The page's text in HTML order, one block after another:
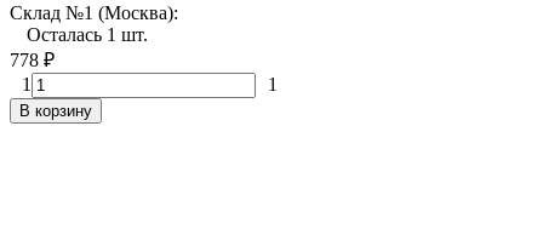
Склад №1 (Москва):
Осталась 1 шт.
778 ₽
1
1
В корзину